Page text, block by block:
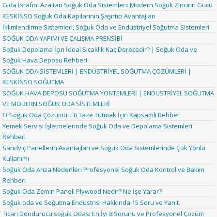
Gıda İsrafını Azaltan Soğuk Oda Sistemleri: Modern Soğuk Zincirin Gücü
KESKİNSO Soğuk Oda Kapılarının Şaşırtıcı Avantajları
İklimlendirme Sistemleri, Soğuk Oda ve Endüstriyel Soğutma Sistemleri
SOĞUK ODA YAPIMI VE ÇALIŞMA PRENSİBİ
Soğuk Depolama İçin İdeal Sıcaklık Kaç Derecedir? | Soğuk Oda ve
Soğuk Hava Deposu Rehberi
SOĞUK ODA SİSTEMLERİ | ENDÜSTRİYEL SOĞUTMA ÇÖZÜMLERİ |
KESKİNSO SOĞUTMA
SOĞUK HAVA DEPOSU SOĞUTMA YÖNTEMLERİ | ENDÜSTRİYEL SOĞUTMA
VE MODERN SOĞUK ODA SİSTEMLERİ
Et Soğuk Oda Çözümü: Eti Taze Tutmak İçin Kapsamlı Rehber
Yemek Servisi İşletmelerinde Soğuk Oda ve Depolama Sistemleri
Rehberi
Sandviç Panellerin Avantajları ve Soğuk Oda Sistemlerinde Çok Yönlü
Kullanımı
Soğuk Oda Arıza Nedenleri Profesyonel Soğuk Oda Kontrol ve Bakım
Rehberi
Soğuk Oda Zemin Paneli Plywood Nedir? Ne İşe Yarar?
Soğuk oda ve Soğutma Endüstrisi Hakkında 15 Soru ve Yanıt.
Ticari Dondurucu soğuk Odası En İyi 8 Sorunu ve Profesyonel Çözüm